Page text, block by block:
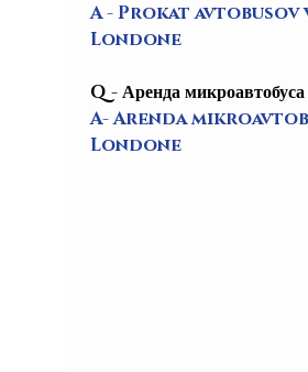
A - Prokat avtobusov
Londone
Q - Аренда
A- Arenda
Londone